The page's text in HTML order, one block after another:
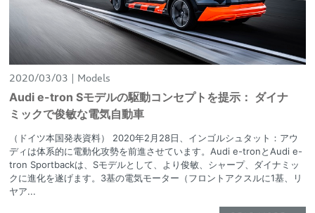
2020/03/03 Models
Audi e-tron Sモデルの駆動コンセプトを提示： ダイナ
ミックで俊敏な電気自動車
（ドイツ本国発表資料） 2020年2月28日、インゴルシュタット：アウ
ディは体系的に電動化攻勢を前進させています。Audi e-tronとAudi e-
tron Sportbackは、Sモデルとして、より俊敏、シャープ、ダイナミッ
クに進化を遂げます。3基の電気モーター（フロントアクスルに1基、リ
ヤア...